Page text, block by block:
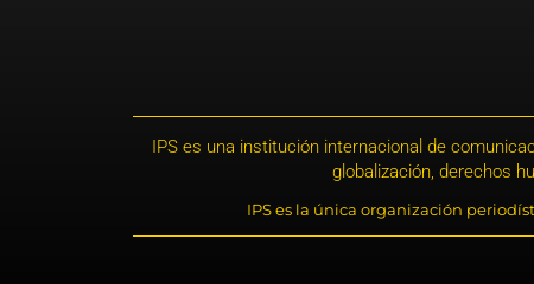
IPS es una institución internacional de
globalización, derechos
IPS es la única organización